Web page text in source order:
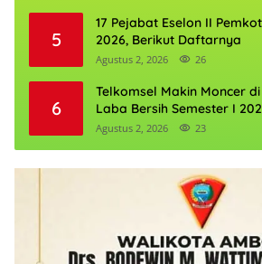
5
17 Pejabat Eselon II
2026, Berikut Daftarnya
Agustus 2, 2026 26
6
Telkomsel Makin Moncer
Laba Bersih Semester I
Triliun
Agustus 2, 2026 23